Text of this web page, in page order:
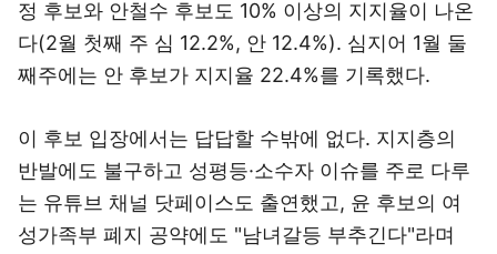
정 후보와 안철수 후보도 10% 이상의 지지율이 나온
다(2월 첫째 주 심 12.2%, 안 12.4%). 심지어 1월 둘
째주에는 안 후보가 지지율 22.4%를 기록했다.
이 후보 입장에서는 답답할 수밖에 없다. 지지층의
반발에도 불구하고 성평등·소수자 이슈를 주로 다루
는 유튜브 채널 닷페이스도 출연했고, 윤 후보의 여
성가족부 폐지 공약에도 "남녀갈등 부추긴다"라며